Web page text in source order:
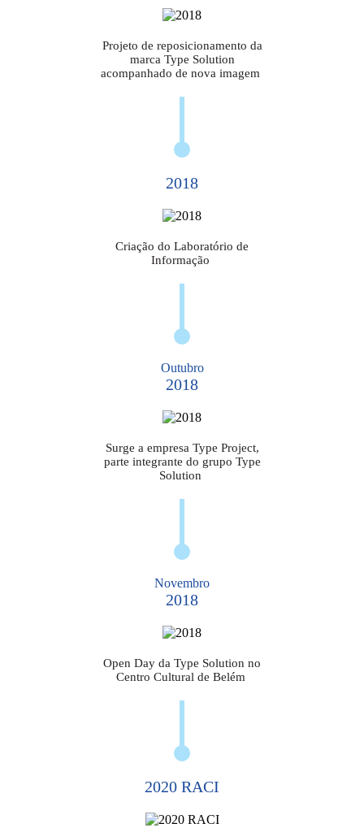
Projeto de reposicionamento da
marca Type Solution
acompanhado de nova imagem
2018
Criação do Laboratório de
Informação
Outubro
2018
Surge a empresa Type Project,
parte integrante do grupo Type
Solution
Novembro
2018
Open Day da Type Solution no
Centro Cultural de Belém
2020 RACI